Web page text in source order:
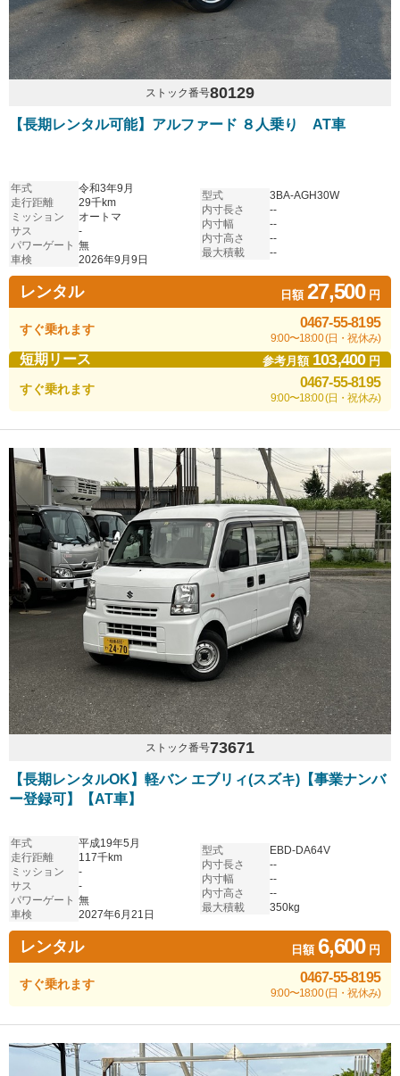
ストック番号80129
【長期レンタル可能】アルファード ８人乗り AT車
年式
令和3年9月
走行距離
29千km
ミッション
オートマ
サス
-
パワーゲート 無
車検
2026年9月9日
型式
3BA-AGH30W
内寸長さ
--
内寸幅
--
内寸高さ
--
最大積載
--
レンタル 日額27,500円
すぐ乗れます 0467-55-8195
9:00〜18:00 (日・祝休み)
短期リース 参考月額 103,400円
すぐ乗れます 0467-55-8195
9:00〜18:00 (日・祝休み)
ストック番号73671
【長期レンタルOK】軽バン エブリィ(スズキ)【事業ナンバ
ー登録可】【AT車】
年式
平成19年5月
走行距離
117千km
ミッション
-
サス
-
パワーゲート 無
車検
2027年6月21日
型式
EBD-DA64V
内寸長さ
--
内寸幅
--
内寸高さ
--
最大積載
350kg
レンタル 日額 6,600円
すぐ乗れます 0467-55-8195
9:00〜18:00 (日・祝休み)